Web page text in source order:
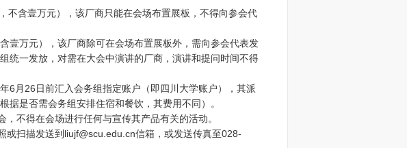
不含壹万元），该厂商只能在会场布置展板，不得向参会代
壹万元），该厂商除可在会场布置展板外，需向参会代表发
统一发放，对需在大会中演讲的厂商，演讲和提问时间不得
6月26日前汇入会务组指定账户（即四川大学账户），其派
据是否需会务组安排住宿和餐饮，其费用不同）。
不得在会场进行任何与宣传其产品有关的活动。
或扫描发送到liujf@scu.edu.cn信箱，或发送传真至028-